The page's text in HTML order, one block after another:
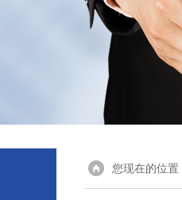
您现在的位置